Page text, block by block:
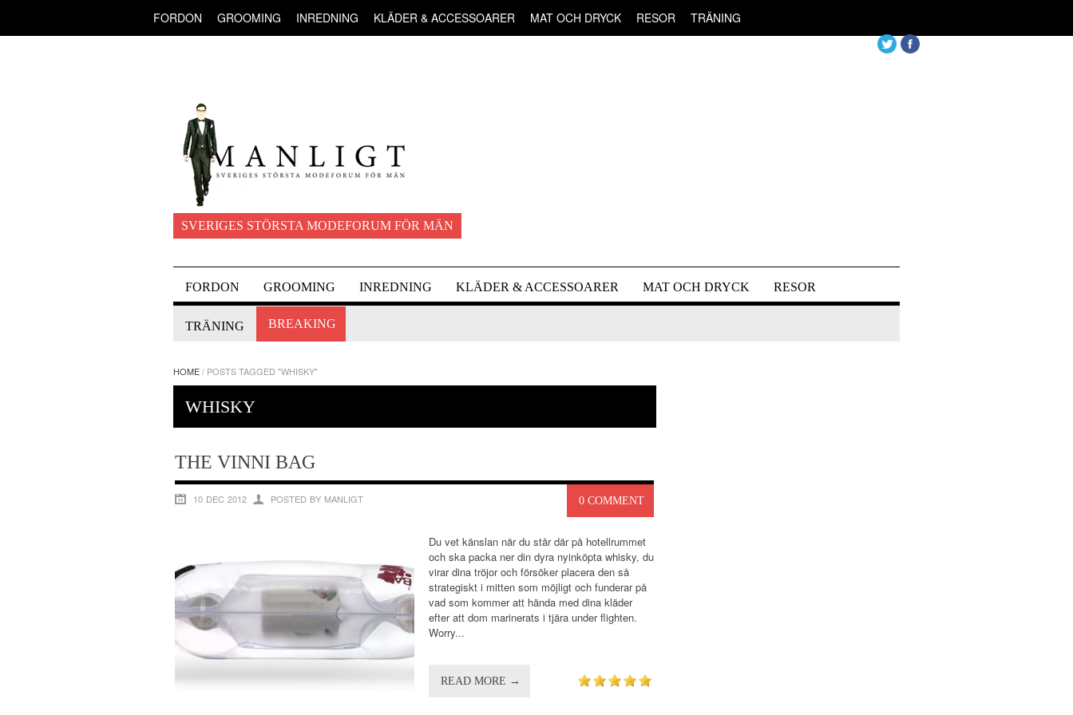
FORDON GROOMING INREDNING KLÄDER & ACCESSOARER MAT OCH DRYCK RESOR TRÄNING
SVERIGES STÖRSTA MODEFORUM FÖR MÄN
FORDON GROOMING INREDNING KLÄDER & ACCESSOARER MAT OCH DRYCK RESOR
TRÄNING BREAKING
HOME/ POSTS TAGGED "WHISKY"
WHISKY
THE VINNI BAG
0 COMMENT
10 DEC 2012 POSTED BY MANLIGT
Du vet känslan när du står där på hotellrummet
och ska packa ner din dyra nyinköpta whisky, du
virar dina tröjor och försöker placera den så
strategiskt i mitten som möjligt och funderar på
vad som kommer att hända med dina kläder
efter att dom marinerats i tjära under flighten.
Worry...
READ MORE →